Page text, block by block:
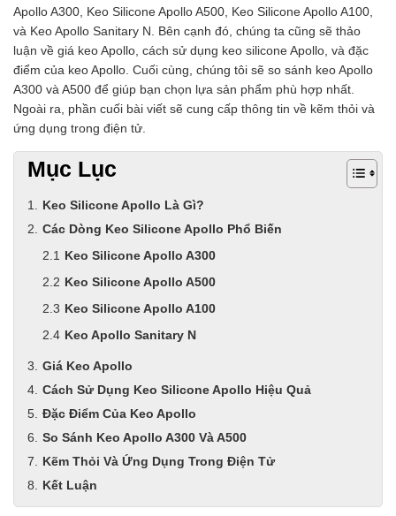
Apollo A300, Keo Silicone Apollo A500, Keo Silicone Apollo A100,
và Keo Apollo Sanitary N. Bên cạnh đó, chúng ta cũng sẽ thảo
luận về giá keo Apollo, cách sử dụng keo silicone Apollo, và đặc
điểm của keo Apollo. Cuối cùng, chúng tôi sẽ so sánh keo Apollo
A300 và A500 để giúp bạn chọn lựa sản phẩm phù hợp nhất.
Ngoài ra, phần cuối bài viết sẽ cung cấp thông tin về kẽm thỏi và
ứng dụng trong điện tử.
Mục Lục
Keo Silicone Apollo Là Gì?
Các Dòng Keo Silicone Apollo Phổ Biến
Keo Silicone Apollo A300
Keo Silicone Apollo A500
Keo Silicone Apollo A100
Keo Apollo Sanitary N
Giá Keo Apollo
Cách Sử Dụng Keo Silicone Apollo Hiệu Quả
Đặc Điểm Của Keo Apollo
So Sánh Keo Apollo A300 Và A500
Kẽm Thỏi Và Ứng Dụng Trong Điện Tử
Kết Luận